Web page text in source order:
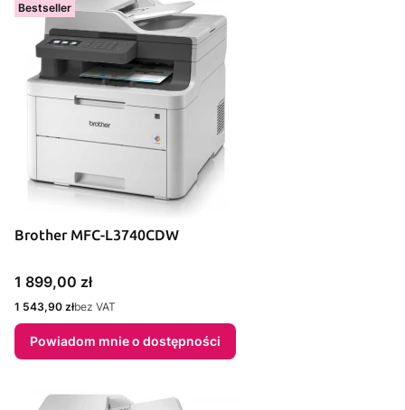
Bestseller
Brother MFC-L3740CDW
Cena
1 899,00 zł
Cena
1 543,90 złbez VAT
Powiadom mnie o dostępności